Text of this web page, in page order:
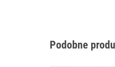
Podobne